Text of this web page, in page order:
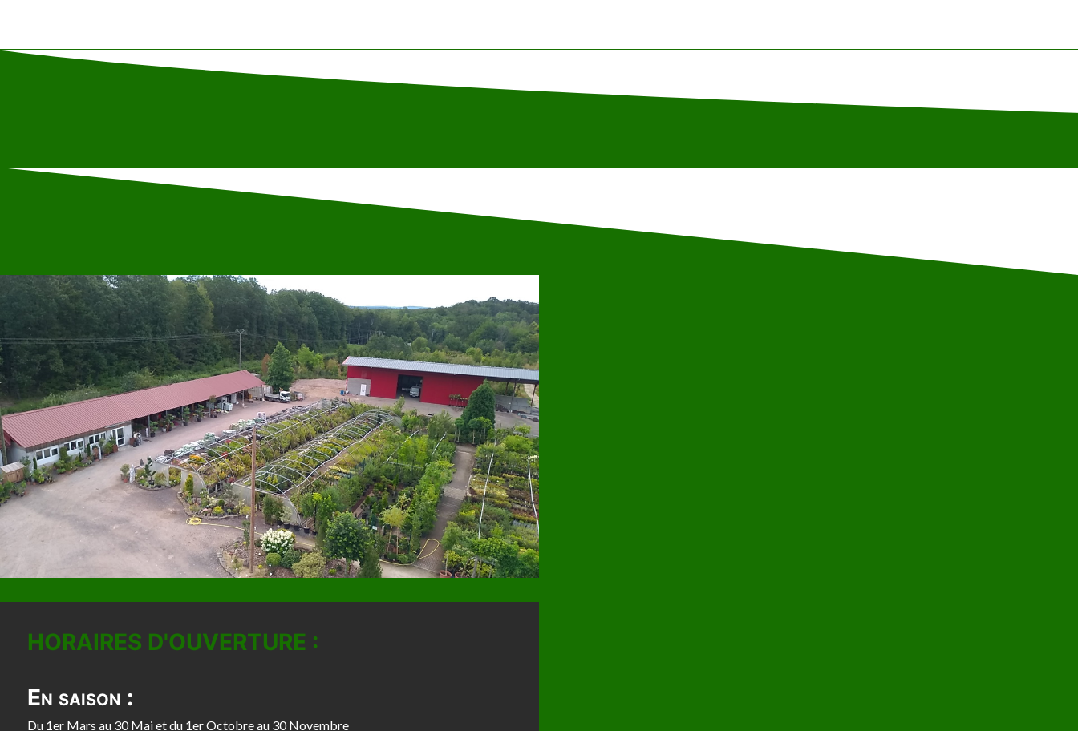
HORAIRES D'OUVERTURE :
En saison :
Du 1er Mars au 30 Mai et du 1er Octobre au 30 Novembre